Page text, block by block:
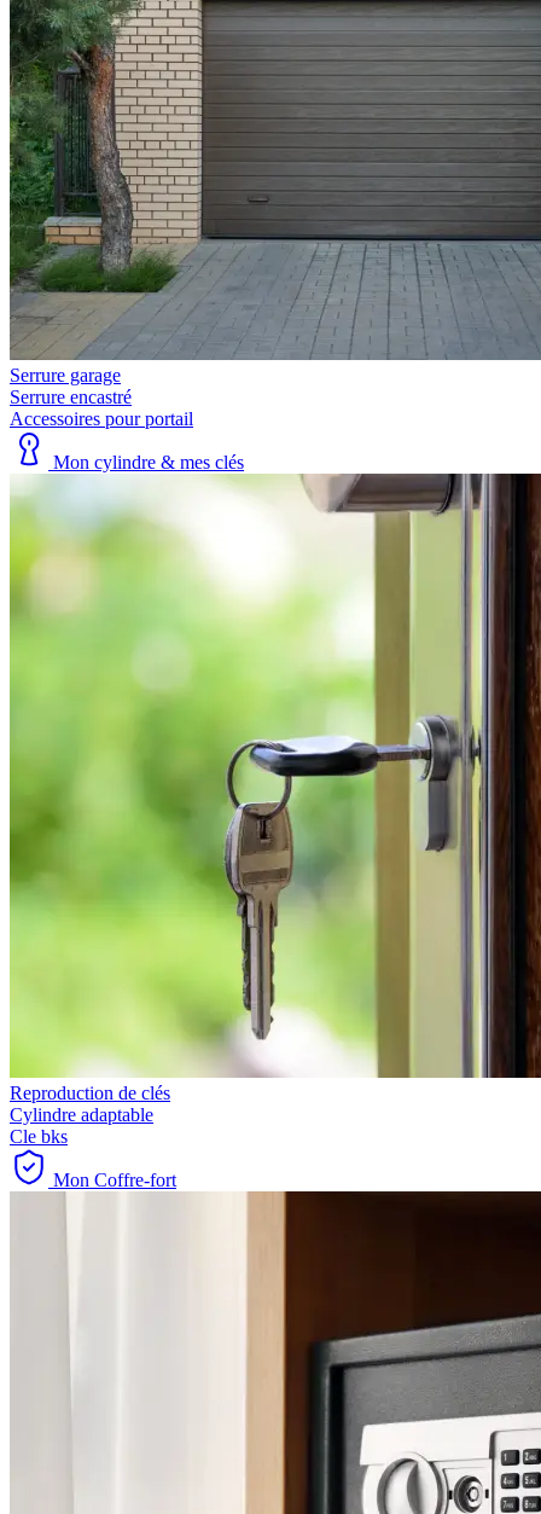
Serrure garage
Serrure encastré
Accessoires pour portail
Mon cylindre & mes clés
Reproduction de clés
Cylindre adaptable
Cle bks
Mon Coffre-fort